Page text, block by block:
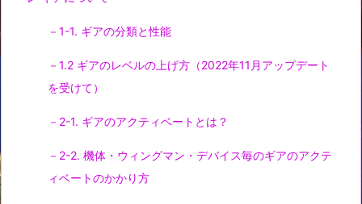
－1-1. ギアの分類と性能
－1.2 ギアのレベルの上げ方（2022年11月アップデート
を受けて）
－2-1. ギアのアクティベートとは？
－2-2. 機体・ウィングマン・デバイス毎のギアのアクテ
ィベートのかかり方